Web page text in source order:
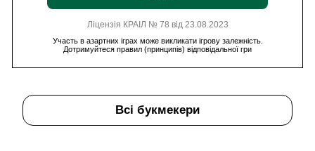
Ліцензія КРАІЛ № 78 від 23.08.2023
Участь в азартних іграх може викликати ігрову залежність.
Дотримуйтеся правил (принципів) відповідальної гри
Всі букмекери